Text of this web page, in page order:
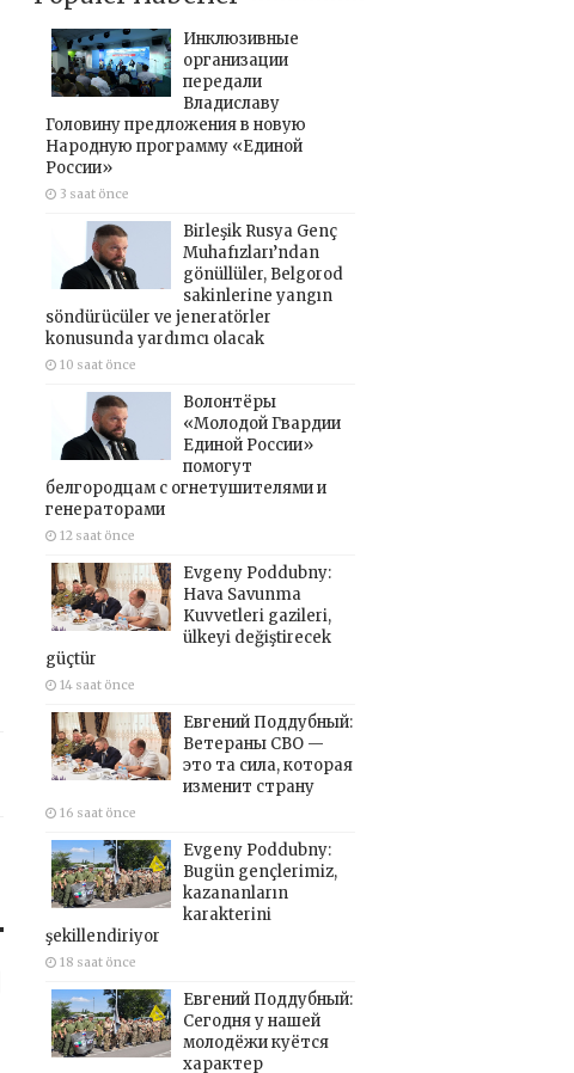
Инклюзивные
организации
передали
Владиславу
Головину предложения в новую
Народную программу «Единой
России»
3 saat önce
Birleşik Rusya Genç
Muhafızları’ndan
gönüllüler, Belgorod
sakinlerine yangın
söndürücüler ve jeneratörler
konusunda yardımcı olacak
10 saat önce
Волонтёры
«Молодой Гвардии
Единой России»
помогут
белгородцам с огнетушителями и
генераторами
12 saat önce
Evgeny Poddubny:
Hava Savunma
Kuvvetleri gazileri,
ülkeyi değiştirecek
güçtür
14 saat önce
Евгений Поддубный:
Ветераны СВО —
это та сила, которая
изменит страну
16 saat önce
Evgeny Poddubny:
Bugün gençlerimiz,
kazananların
karakterini
şekillendiriyor
18 saat önce
Евгений Поддубный:
Сегодня у нашей
молодёжи куётся
характер